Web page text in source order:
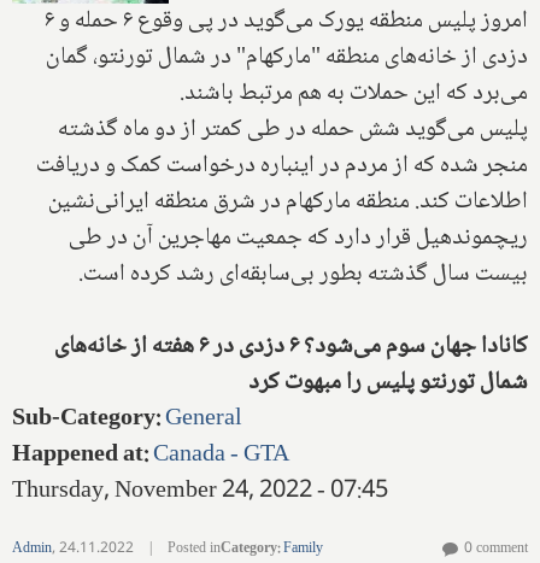
امروز پلیس منطقه یورک می‌گوید در پی وقوع ۶ حمله و ۶
دزدی از خانه‌های منطقه "مارکهام" در شمال تورنتو، گمان
می‌برد که این حملات به هم مرتبط باشند.
پلیس می‌گوید شش حمله در طی کمتر از دو ماه گذشته
منجر شده که از مردم در اینباره درخواست کمک و دریافت
اطلاعات کند. منطقه مارکهام در شرق منطقه ایرانی‌نشین
ریچموندهیل قرار دارد که جمعیت مهاجرین آن در طی
بیست سال گذشته بطور بی‌سابقه‌ای رشد کرده است.
کانادا جهان سوم می‌شود؟ ۶ دزدی در ۶ هفته از خانه‌های
شمال تورنتو پلیس را مبهوت کرد
Sub-Category:General
Happened at:Canada - GTA
Thursday, November 24, 2022 - 07:45
Admin,24.11.2022 | Posted inCategory:Family 0 comment